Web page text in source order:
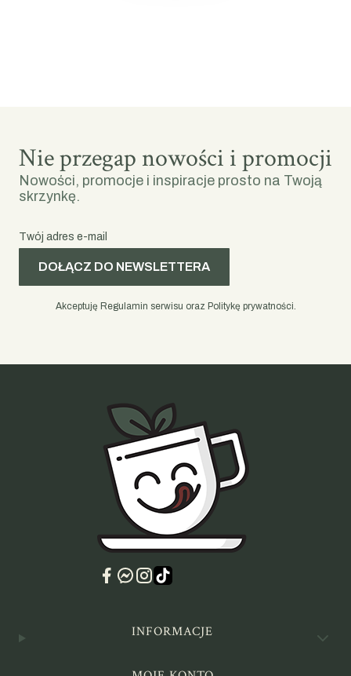
Nie przegap nowości i promocji
Nowości, promocje i inspiracje prosto na Twoją
skrzynkę.
Twój adres e-mail
DOŁĄCZ DO NEWSLETTERA
Akceptuję Regulamin serwisu oraz Politykę prywatności.
Linki w stopceINFORMACJE